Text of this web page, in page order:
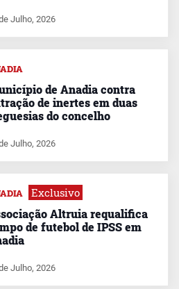
Julho, 2026
de Anadia contra
de inertes em duas
do concelho
Julho, 2026
Exclusivo
Altruia requalifica
de futebol de IPSS em
Julho, 2026